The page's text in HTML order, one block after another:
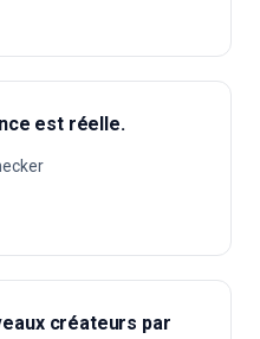
est réelle.
créateurs par